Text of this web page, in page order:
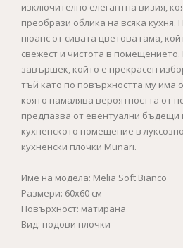
изключително елегантна визия,
преобрази облика на всяка кухня.
нюанс от сивата цветова гама,
свежест и чистота в
завършек, който е прекрасен
тъй като по повърхността му има
която намалява вероятността от
предпазва от евентуални
кухненското помещение в
кухненски плочки Munari.
Име на модела: Melia Soft Bianco
Размери: 60x60 см
Повърхност: матирана
Вид: подови плочки